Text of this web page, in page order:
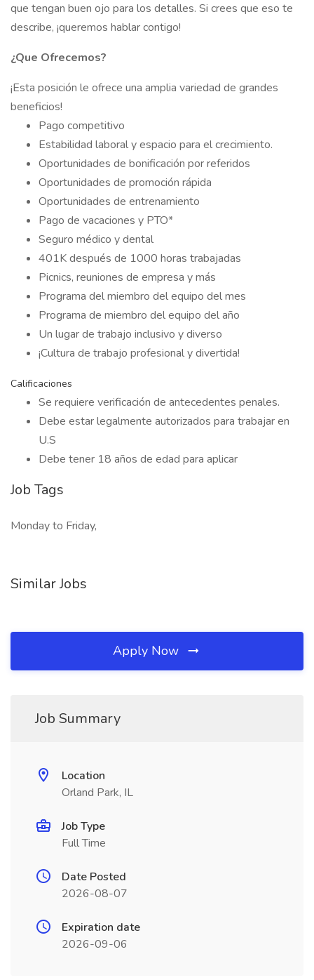
que tengan buen ojo para los detalles. Si crees que eso te
describe, ¡queremos hablar contigo!
¿Que Ofrecemos?
¡Esta posición le ofrece una amplia variedad de grandes
beneficios!
Pago competitivo
Estabilidad laboral y espacio para el crecimiento.
Oportunidades de bonificación por referidos
Oportunidades de promoción rápida
Oportunidades de entrenamiento
Pago de vacaciones y PTO*
Seguro médico y dental
401K después de 1000 horas trabajadas
Picnics, reuniones de empresa y más
Programa del miembro del equipo del mes
Programa de miembro del equipo del año
Un lugar de trabajo inclusivo y diverso
¡Cultura de trabajo profesional y divertida!
Calificaciones
Se requiere verificación de antecedentes penales.
Debe estar legalmente autorizados para trabajar en
U.S
Debe tener 18 años de edad para aplicar
Job Tags
Monday to Friday,
Similar Jobs
Apply Now
Job Summary
Location
Orland Park, IL
Job Type
Full Time
Date Posted
2026-08-07
Expiration date
2026-09-06